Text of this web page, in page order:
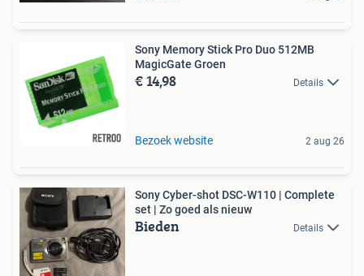
Sony Memory Stick Pro Duo 512MB
MagicGate Groen
€ 14,98 Details
Bezoek website 2 aug 26
Sony Cyber-shot DSC-W110 | Complete
set | Zo goed als nieuw
Bieden Details